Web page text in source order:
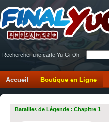
Rechercher une carte Yu-Gi-Oh! :
Accueil Boutique en Ligne
Batailles de Légende : Chapitre 1